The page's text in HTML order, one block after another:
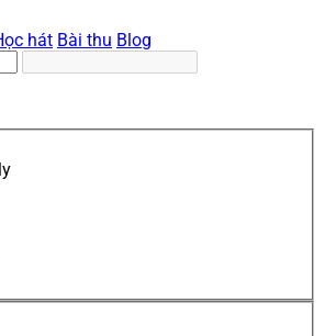
hát Bài thu Blog